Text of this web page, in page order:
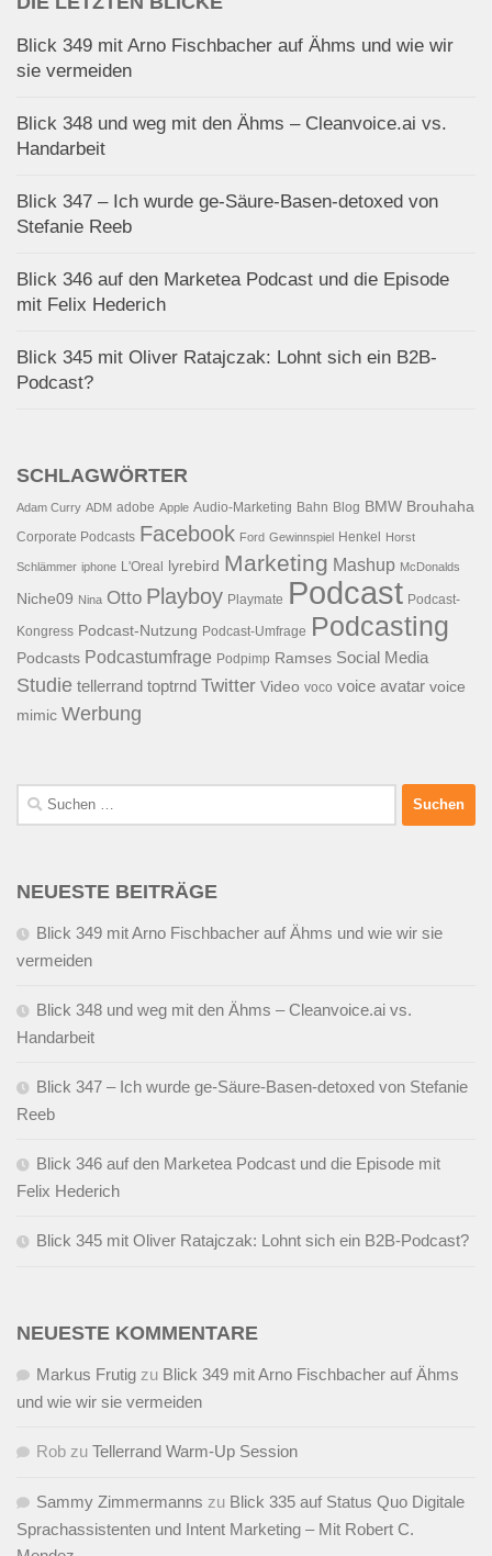
Blick 349 mit Arno Fischbacher auf Ähms und wie wir
sie vermeiden
Blick 348 und weg mit den Ähms – Cleanvoice.ai vs.
Handarbeit
Blick 347 – Ich wurde ge-Säure-Basen-detoxed von
Stefanie Reeb
Blick 346 auf den Marketea Podcast und die Episode
mit Felix Hederich
Blick 345 mit Oliver Ratajczak: Lohnt sich ein B2B-
Podcast?
SCHLAGWÖRTER
Adam Curry ADM adobe Apple Audio-Marketing Bahn Blog BMW Brouhaha
Corporate Podcasts Facebook Ford Gewinnspiel Henkel Horst
Schlämmer iphone L'Oreal lyrebird Marketing Mashup McDonalds
Niche09 Nina Otto Playboy Playmate Podcast Podcast-
Kongress Podcast-Nutzung Podcast-Umfrage Podcasting
Podcasts Podcastumfrage Podpimp Ramses Social Media
Studie tellerrand toptrnd Twitter Video voco voice avatar voice
mimic Werbung
Suchen
nach:
NEUESTE BEITRÄGE
Blick 349 mit Arno Fischbacher auf Ähms und wie wir sie
vermeiden
Blick 348 und weg mit den Ähms – Cleanvoice.ai vs.
Handarbeit
Blick 347 – Ich wurde ge-Säure-Basen-detoxed von Stefanie
Reeb
Blick 346 auf den Marketea Podcast und die Episode mit
Felix Hederich
Blick 345 mit Oliver Ratajczak: Lohnt sich ein B2B-Podcast?
NEUESTE KOMMENTARE
Markus Frutig zu Blick 349 mit Arno Fischbacher auf Ähms
und wie wir sie vermeiden
Rob zu Tellerrand Warm-Up Session
Sammy Zimmermanns zu Blick 335 auf Status Quo Digitale
Sprachassistenten und Intent Marketing – Mit Robert C.